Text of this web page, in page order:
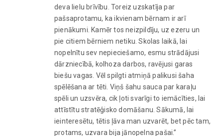
deva lielu brīvību. Toreiz uzskatīja par
pašsaprotamu, ka ikvienam bērnam ir arī
pienākumi. Kamēr tos neizpildīju, uz ezeru un
pie citiem bērniem netiku. Skolas laikā, lai
nopelnītu sev nepieciešamo, esmu strādājusi
dārzniecībā, kolhoza darbos, ravējusi garas
biešu vagas. Vēl spilgti atmiņā palikusi šaha
spēlēšana ar tēti. Viņš šahu sauca par karaļu
spēli un uzsvēra, cik ļoti svarīgi to iemācīties, lai
attīstītu stratēģisko domāšanu. Sākumā, lai
ieinteresētu, tētis ļāva man uzvarēt, bet pēc tam,
protams, uzvara bija jānopelna pašai.”